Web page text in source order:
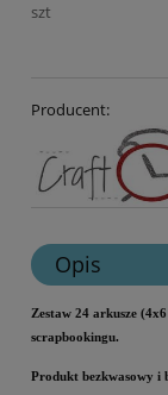
szt
Producent:
Opis
Zestaw 24 arkusze
scrapbookingu.
Produkt bezkwasowy i